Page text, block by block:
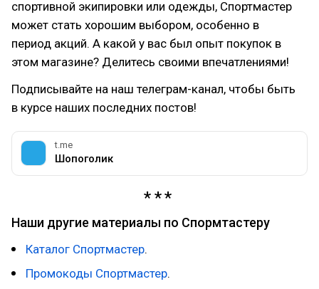
спортивной экипировки или одежды, Спортмастер
может стать хорошим выбором, особенно в
период акций. А какой у вас был опыт покупок в
этом магазине? Делитесь своими впечатлениями!
Подписывайте на наш телеграм-канал, чтобы быть
в курсе наших последних постов!
t.me
Шопоголик
Наши другие материалы по Спормтастеру
Каталог Спортмастер.
Промокоды Спортмастер.